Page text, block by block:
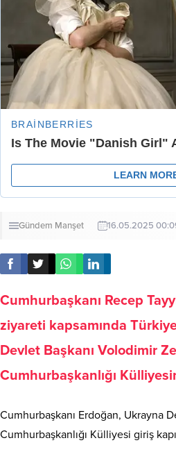
Gündem Manşet 16.05.2025
Cumhurbaşkanı Recep
ziyareti kapsamında
Devlet Başkanı Volodimir
Cumhurbaşkanlığı
Cumhurbaşkanı Erdoğan, Ukrayna
Cumhurbaşkanlığı Külliyesi giriş